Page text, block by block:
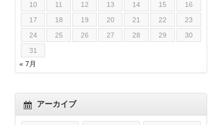
10
11 12 13 14 15
16
17
18 19 20 21 22
23
24
25 26 27 28 29
30
31
« 7月
アーカイブ